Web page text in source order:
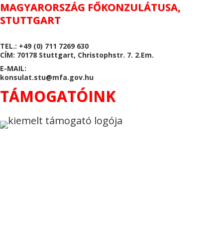
MAGYARORSZÁG FŐKONZULÁTUSA,
STUTTGART
TEL.: +49 (0) 711 7269 630
CÍM: 70178 Stuttgart, Christophstr. 7. 2.Em.
E-MAIL:
konsulat.stu@mfa.gov.hu
TÁMOGATÓINK